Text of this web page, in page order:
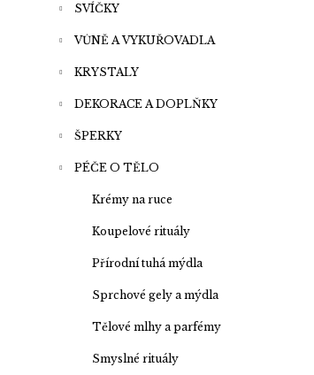
SVÍČKY
VŮNĚ A VYKUŘOVADLA
KRYSTALY
DEKORACE A DOPLŇKY
ŠPERKY
PÉČE O TĚLO
Krémy na ruce
Koupelové rituály
Přírodní tuhá mýdla
Sprchové gely a mýdla
Tělové mlhy a parfémy
Smyslné rituály